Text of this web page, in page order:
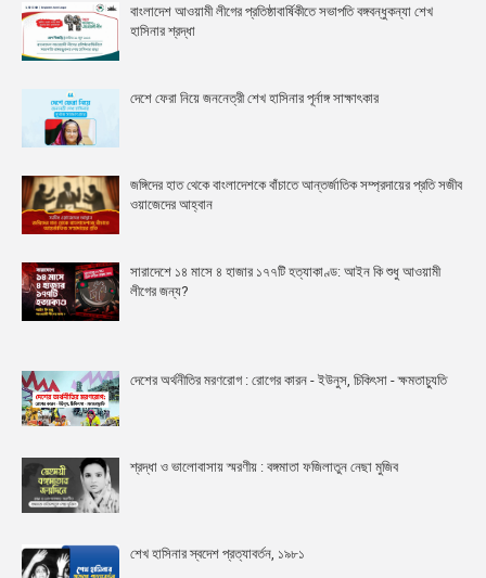
বাংলাদেশ আওয়ামী লীগের প্রতিষ্ঠাবার্ষিকীতে সভাপতি বঙ্গবন্ধুকন্যা শেখ
হাসিনার শ্রদ্ধা
দেশে ফেরা নিয়ে জননেত্রী শেখ হাসিনার পূর্নাঙ্গ সাক্ষাৎকার
জঙ্গিদের হাত থেকে বাংলাদেশকে বাঁচাতে আন্তর্জাতিক সম্প্রদায়ের প্রতি সজীব
ওয়াজেদের আহ্বান
সারাদেশে ১৪ মাসে ৪ হাজার ১৭৭টি হত্যাকাণ্ড: আইন কি শুধু আওয়ামী
লীগের জন্য?
দেশের অর্থনীতির মরণরোগ : রোগের কারন - ইউনুস, চিকিৎসা - ক্ষমতাচ্যুতি
শ্রদ্ধা ও ভালোবাসায় স্মরণীয় : বঙ্গমাতা ফজিলাতুন নেছা মুজিব
শেখ হাসিনার স্বদেশ প্রত্যাবর্তন, ১৯৮১